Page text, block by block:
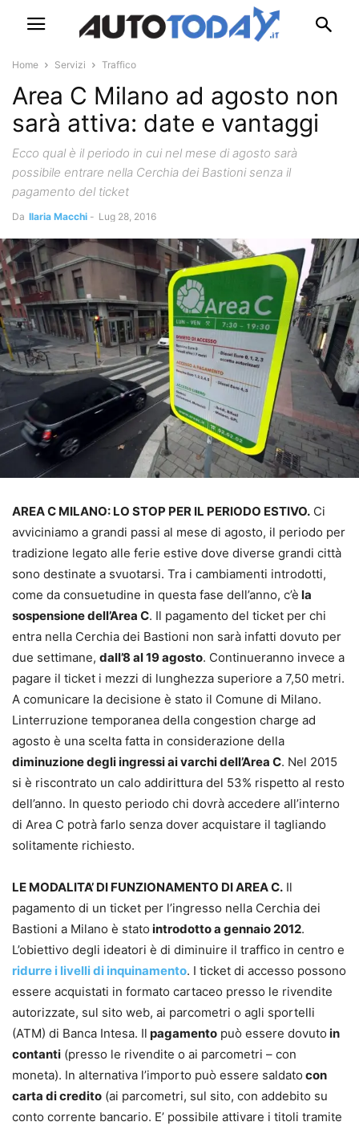
Home Servizi Traffico
Area C Milano ad agosto non
sarà attiva: date e vantaggi
Ecco qual è il periodo in cui nel mese di agosto sarà
possibile entrare nella Cerchia dei Bastioni senza il
pagamento del ticket
Da Ilaria Macchi - Lug 28, 2016
AREA C MILANO: LO STOP PER IL PERIODO ESTIVO. Ci
avviciniamo a grandi passi al mese di agosto, il periodo per
tradizione legato alle ferie estive dove diverse grandi città
sono destinate a svuotarsi. Tra i cambiamenti introdotti,
come da consuetudine in questa fase dell’anno, c’è la
sospensione dell’Area C. Il pagamento del ticket per chi
entra nella Cerchia dei Bastioni non sarà infatti dovuto per
due settimane, dall’8 al 19 agosto. Continueranno invece a
pagare il ticket i mezzi di lunghezza superiore a 7,50 metri.
A comunicare la decisione è stato il Comune di Milano.
Linterruzione temporanea della congestion charge ad
agosto è una scelta fatta in considerazione della
diminuzione degli ingressi ai varchi dell’Area C. Nel 2015
si è riscontrato un calo addirittura del 53% rispetto al resto
dell’anno. In questo periodo chi dovrà accedere all’interno
di Area C potrà farlo senza dover acquistare il tagliando
solitamente richiesto.
LE MODALITA’ DI FUNZIONAMENTO DI AREA C. Il
pagamento di un ticket per l’ingresso nella Cerchia dei
Bastioni a Milano è stato introdotto a gennaio 2012.
L’obiettivo degli ideatori è di diminuire il traffico in centro e
ridurre i livelli di inquinamento. I ticket di accesso possono
essere acquistati in formato cartaceo presso le rivendite
autorizzate, sul sito web, ai parcometri o agli sportelli
(ATM) di Banca Intesa. Il pagamento può essere dovuto in
contanti (presso le rivendite o ai parcometri – con
moneta). In alternativa l’importo può essere saldato con
carta di credito (ai parcometri, sul sito, con addebito su
conto corrente bancario. E’ possibile attivare i titoli tramite